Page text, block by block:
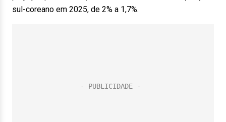
sul-coreano em 2025, de 2% a 1,7%.